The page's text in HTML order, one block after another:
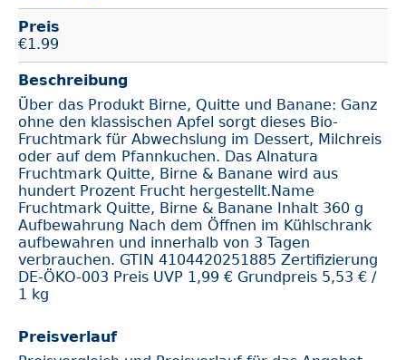
Preis
€1.99
Beschreibung
Über das Produkt Birne, Quitte und Banane: Ganz
ohne den klassischen Apfel sorgt dieses Bio-
Fruchtmark für Abwechslung im Dessert, Milchreis
oder auf dem Pfannkuchen. Das Alnatura
Fruchtmark Quitte, Birne & Banane wird aus
hundert Prozent Frucht hergestellt.Name
Fruchtmark Quitte, Birne & Banane Inhalt 360 g
Aufbewahrung Nach dem Öffnen im Kühlschrank
aufbewahren und innerhalb von 3 Tagen
verbrauchen. GTIN 4104420251885 Zertifizierung
DE-ÖKO-003 Preis UVP 1,99 € Grundpreis 5,53 € /
1 kg
Preisverlauf